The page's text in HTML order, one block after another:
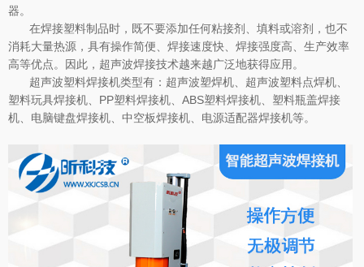
器。
在焊接塑料制品时，既不要添加任何粘接剂、填料或溶剂，也不
消耗大量热源，具有操作简便、焊接速度快、焊接强度高、生产效率
高等优点。因此，超声波焊接技术越来越广泛地获得应用。
超声波塑料焊接机类型有：超声波塑焊机、超声波塑料点焊机、
塑料玩具焊接机、PP塑料焊接机、ABS塑料焊接机、塑料瓶盖焊接
机、电脑键盘焊接机、中空板焊接机、电源适配器焊接机等。